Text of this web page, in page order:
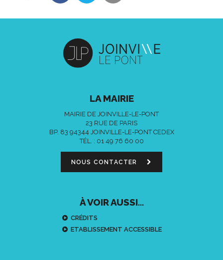
LA MAIRIE
MAIRIE DE JOINVILLE-LE-PONT
23 RUE DE PARIS
BP. 83 94344 JOINVILLE-LE-PONT CEDEX
TÉL. : 01 49 76 60 00
NOUS CONTACTER
À VOIR AUSSI...
CRÉDITS
ETABLISSEMENT ACCESSIBLE